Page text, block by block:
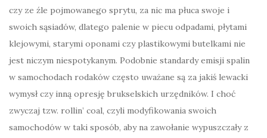
czy ze źle pojmowanego sprytu, za nic ma płuca swoje i
swoich sąsiadów, dlatego palenie w piecu odpadami, płytami
klejowymi, starymi oponami czy plastikowymi butelkami nie
jest niczym niespotykanym. Podobnie standardy emisji spalin
w samochodach rodaków często uważane są za jakiś lewacki
wymysł czy inną opresję brukselskich urzędników. I choć
zwyczaj tzw. rollin’ coal, czyli modyfikowania swoich
samochodów w taki sposób, aby na zawołanie wypuszczały z